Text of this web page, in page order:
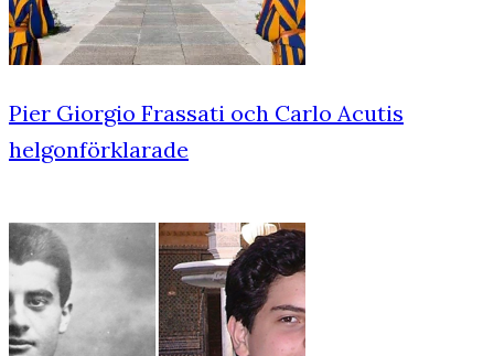
Pier Giorgio Frassati och Carlo Acutis
helgonförklarade